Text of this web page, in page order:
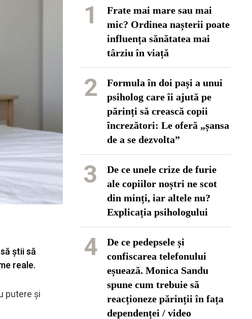
știi să
reale.
putere și
1
Frate mai mare sau mai
mic? Ordinea nașterii poate
influența sănătatea mai
târziu în viață
2
Formula în doi pași a unui
psiholog care îi ajută pe
părinți să crească copii
încrezători: Le oferă „șansa
de a se dezvolta”
3
De ce unele crize de furie
ale copiilor noștri ne scot
din minți, iar altele nu?
Explicația psihologului
4
De ce pedepsele și
confiscarea telefonului
eșuează. Monica Sandu
spune cum trebuie să
reacționeze părinții în fața
dependenței / video